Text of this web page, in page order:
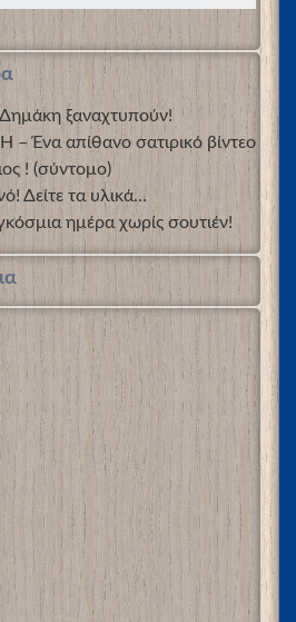
ξαναχτυπούν!
απίθανο σατιρικό βίντεο
! (σύντομο)
Δείτε τα υλικά…
ημέρα χωρίς σουτιέν!